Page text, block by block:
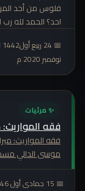
فلوس من أحد
احد؟ الحمد
الكريم أن
نوفمبر 2020 م
✨ مرئيات
فقه
موسى الدالي مسجد الخلفاء الراشدين
📅 15 جمادى أول 1446 هـ - الموافق 17 نوفمبر 2024 م